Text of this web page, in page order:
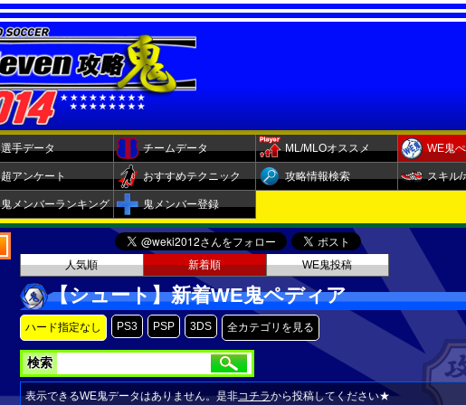
選手データ チームデータ ML/MLOオススメ WE鬼
超アンケート おすすめテクニック 攻略情報検索 スキル/
鬼メンバーランキング 鬼メンバー登録
人気順 新着順 WE鬼投稿
【シュート】新着WE鬼ペディア
ハード指定なし PS3 PSP 3DS 全カテゴリを見る
検索
表示できるWE鬼データはありません。是非コチラから投稿してください★